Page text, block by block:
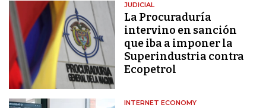
JUDICIAL
La Procuraduría
intervino en sanción
que iba a imponer la
Superindustria contra
Ecopetrol
INTERNET ECONOMY